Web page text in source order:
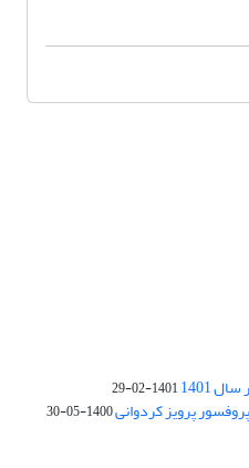
1401
1401-02-29
پرویز کردوانی1400-05-30